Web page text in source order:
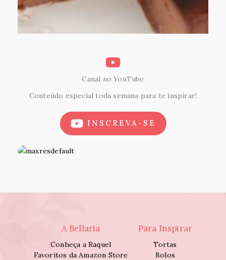
Canal no YouTube
Conteúdo especial toda semana para te inspirar!
INSCREVA-SE
A Bellaria
Conheça a Raquel
Favoritos da Amazon Store
Para Inspirar
Tortas
Bolos